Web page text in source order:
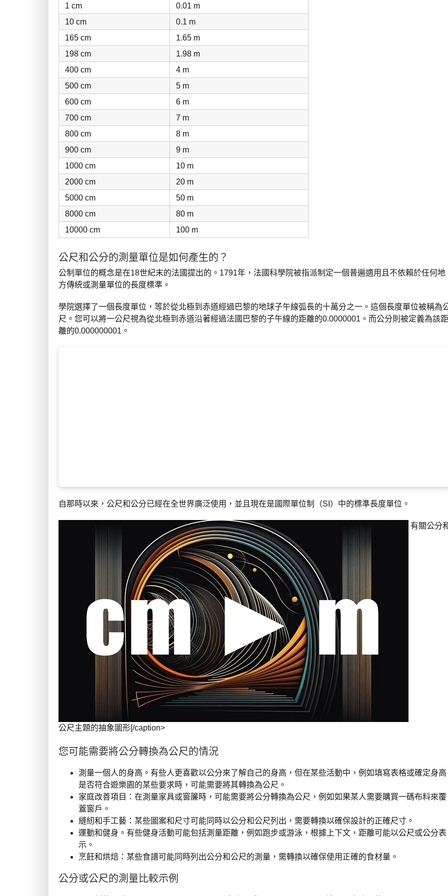
1 cm
0.01 m
10 cm
0.1 m
165 cm
1.65 m
198 cm
1.98 m
400 cm
4 m
500 cm
5 m
600 cm
6 m
700 cm
7 m
800 cm
8 m
900 cm
9 m
1000 cm
10 m
2000 cm
20 m
5000 cm
50 m
8000 cm
80 m
10000 cm
100 m
公尺和公分的測量單位是如何產生的？
公制單位的概念是在18世紀末的法國提出的。1791年，法國科學院被指派制定一個普遍適用且不依賴於任何地
方傳統或測量單位的長度標準。
學院選擇了一個長度單位，等於從北極到赤道經過巴黎的地球子午線弧長的十萬分之一。這個長度單位被稱為
尺。您可以將一公尺視為從北極到赤道沿著經過法國巴黎的子午線的距離的0.0000001。而公分則被定義為該距
離的0.000000001。
自那時以來，公尺和公分已經在全世界廣泛使用，並且現在是國際單位制（SI）中的標準長度單位。
有關公分
公尺主題的抽象圖形[/caption>
您可能需要將公分轉換為公尺的情況
測量一個人的身高。有些人更喜歡以公分來了解自己的身高，但在某些活動中，例如填寫表格或確定身高
是否符合遊樂園的某些要求時，可能需要將其轉換為公尺。
家庭改善項目：在測量家具或窗簾時，可能需要將公分轉換為公尺，例如如果某人需要購買一碼布料來覆
蓋窗戶。
縫紉和手工藝：某些圖案和尺寸可能同時以公分和公尺列出，需要轉換以確保設計的正確尺寸。
運動和健身。有些健身活動可能包括測量距離，例如跑步或游泳，根據上下文，距離可能以公尺或公分表
示。
烹飪和烘焙：某些食譜可能同時列出公分和公尺的測量，需轉換以確保使用正確的食材量。
公分或公尺的測量比較示例